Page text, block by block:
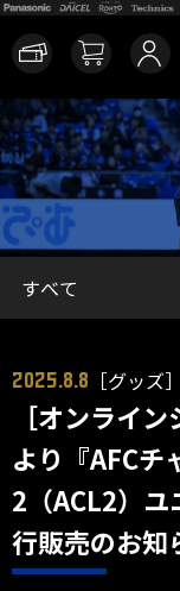
2025.8.8 ［グッズ］
［オンライ
より『AFCチ
2（ACL2）ユ
行販売のお知